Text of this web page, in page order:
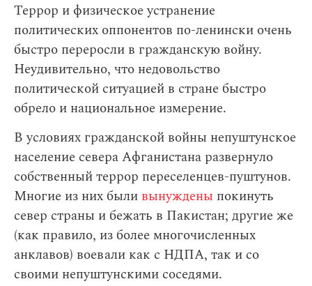
Террор и физическое устранение
политических оппонентов по-ленински очень
быстро переросли в гражданскую войну.
Неудивительно, что недовольство
политической ситуацией в стране быстро
обрело и национальное измерение.
В условиях гражданской войны непуштунское
население севера Афганистана развернуло
собственный террор переселенцев-пуштунов.
Многие из них были вынуждены покинуть
север страны и бежать в Пакистан; другие же
(как правило, из более многочисленных
анклавов) воевали как с НДПА, так и со
своими непуштунскими соседями.